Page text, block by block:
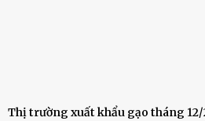
Thị trường xuất khẩu gạo tháng 12/